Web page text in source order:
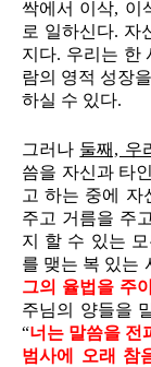
싹에서 이삭, 이
로 일하신다. 자
지다. 우리는 한
람의 영적 성장
하실 수 있다.
그러나 둘째, 우
씀을 자신과 타
고 하는 중에 자
주고 거름을 주
지 할 수 있는
를 맺는 복 있는
그의 율법을 주
주님의 양들을
“너는 말씀을 전
범사에 오래 참